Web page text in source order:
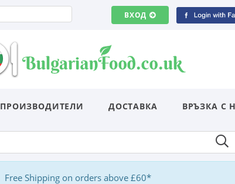
ВХОД
ПРОИЗВОДИТЕЛИ ДОСТАВКА ВРЪЗКА С
Free Shipping on orders above £60*